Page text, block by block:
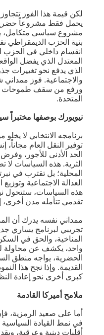
لكن قيمة هذا الفوز
يحمل فقط مشروعاً حضرياً
مشروع سياسي متكامل،
بنية الحزب
انقسام داخلي في الحزب
المعتدل الذي يفضل
الذي يدفع نحو تغييرات
والاجتماعية. فوز ممداني
ورفع من سقف طموحات
المتحدة.
نيويورك بوصفها مختبراً
برنامجه الانتخابي لا يخلو
توفير النقل العام مجاناً،
الحد الأدنى للأجور،
الثرية. هذه السياسات
المحلية؛ بل تقترب في
العدالة الاجتماعية
هذه السياسات، ستتحول
تقدمي تتأمله مدن أخرى،
ممداني نفسه يدرك أن
تجريبي لبرنامج يساري
المناخية، والحق في
واحد، يكشف عن محاولة
الحضرية، يواجه منطق
القديمة. وإذا نجح هذا
كبرى أخرى نحو إعادة
ملامح أميركا القادمة
أما على صعيد الرمزية،
في نمط القيادة السياسية
أقليات دينية وعرقية،